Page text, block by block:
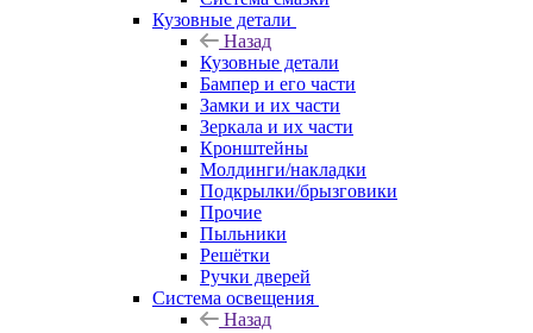
Кузовные детали
Назад
Кузовные детали
Бампер и его части
Замки и их части
Зеркала и их части
Кронштейны
Молдинги/накладки
Подкрылки/брызговики
Прочие
Пыльники
Решётки
Ручки дверей
Система освещения
Назад